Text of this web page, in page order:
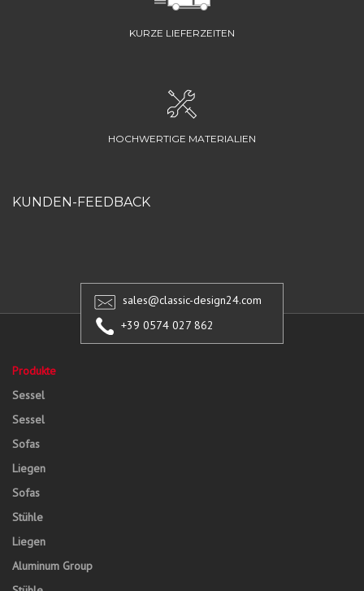
KURZE LIEFERZEITEN
HOCHWERTIGE MATERIALIEN
KUNDEN-FEEDBACK
sales@classic-design24.com
+39 0574 027 862
Produkte
Sessel
Sessel
Sofas
Liegen
Sofas
Stühle
Liegen
Aluminum Group